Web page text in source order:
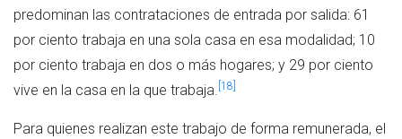
predominan las contrataciones de entrada por salida: 61
por ciento trabaja en una sola casa en esa modalidad; 10
por ciento trabaja en dos o más hogares; y 29 por ciento
vive en la casa en la que trabaja. [18]
Para quienes realizan este trabajo de forma remunerada, el